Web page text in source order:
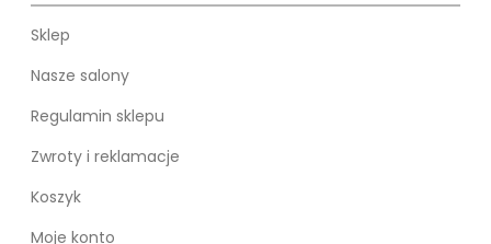
Sklep
Nasze salony
Regulamin sklepu
Zwroty i reklamacje
Koszyk
Moje konto